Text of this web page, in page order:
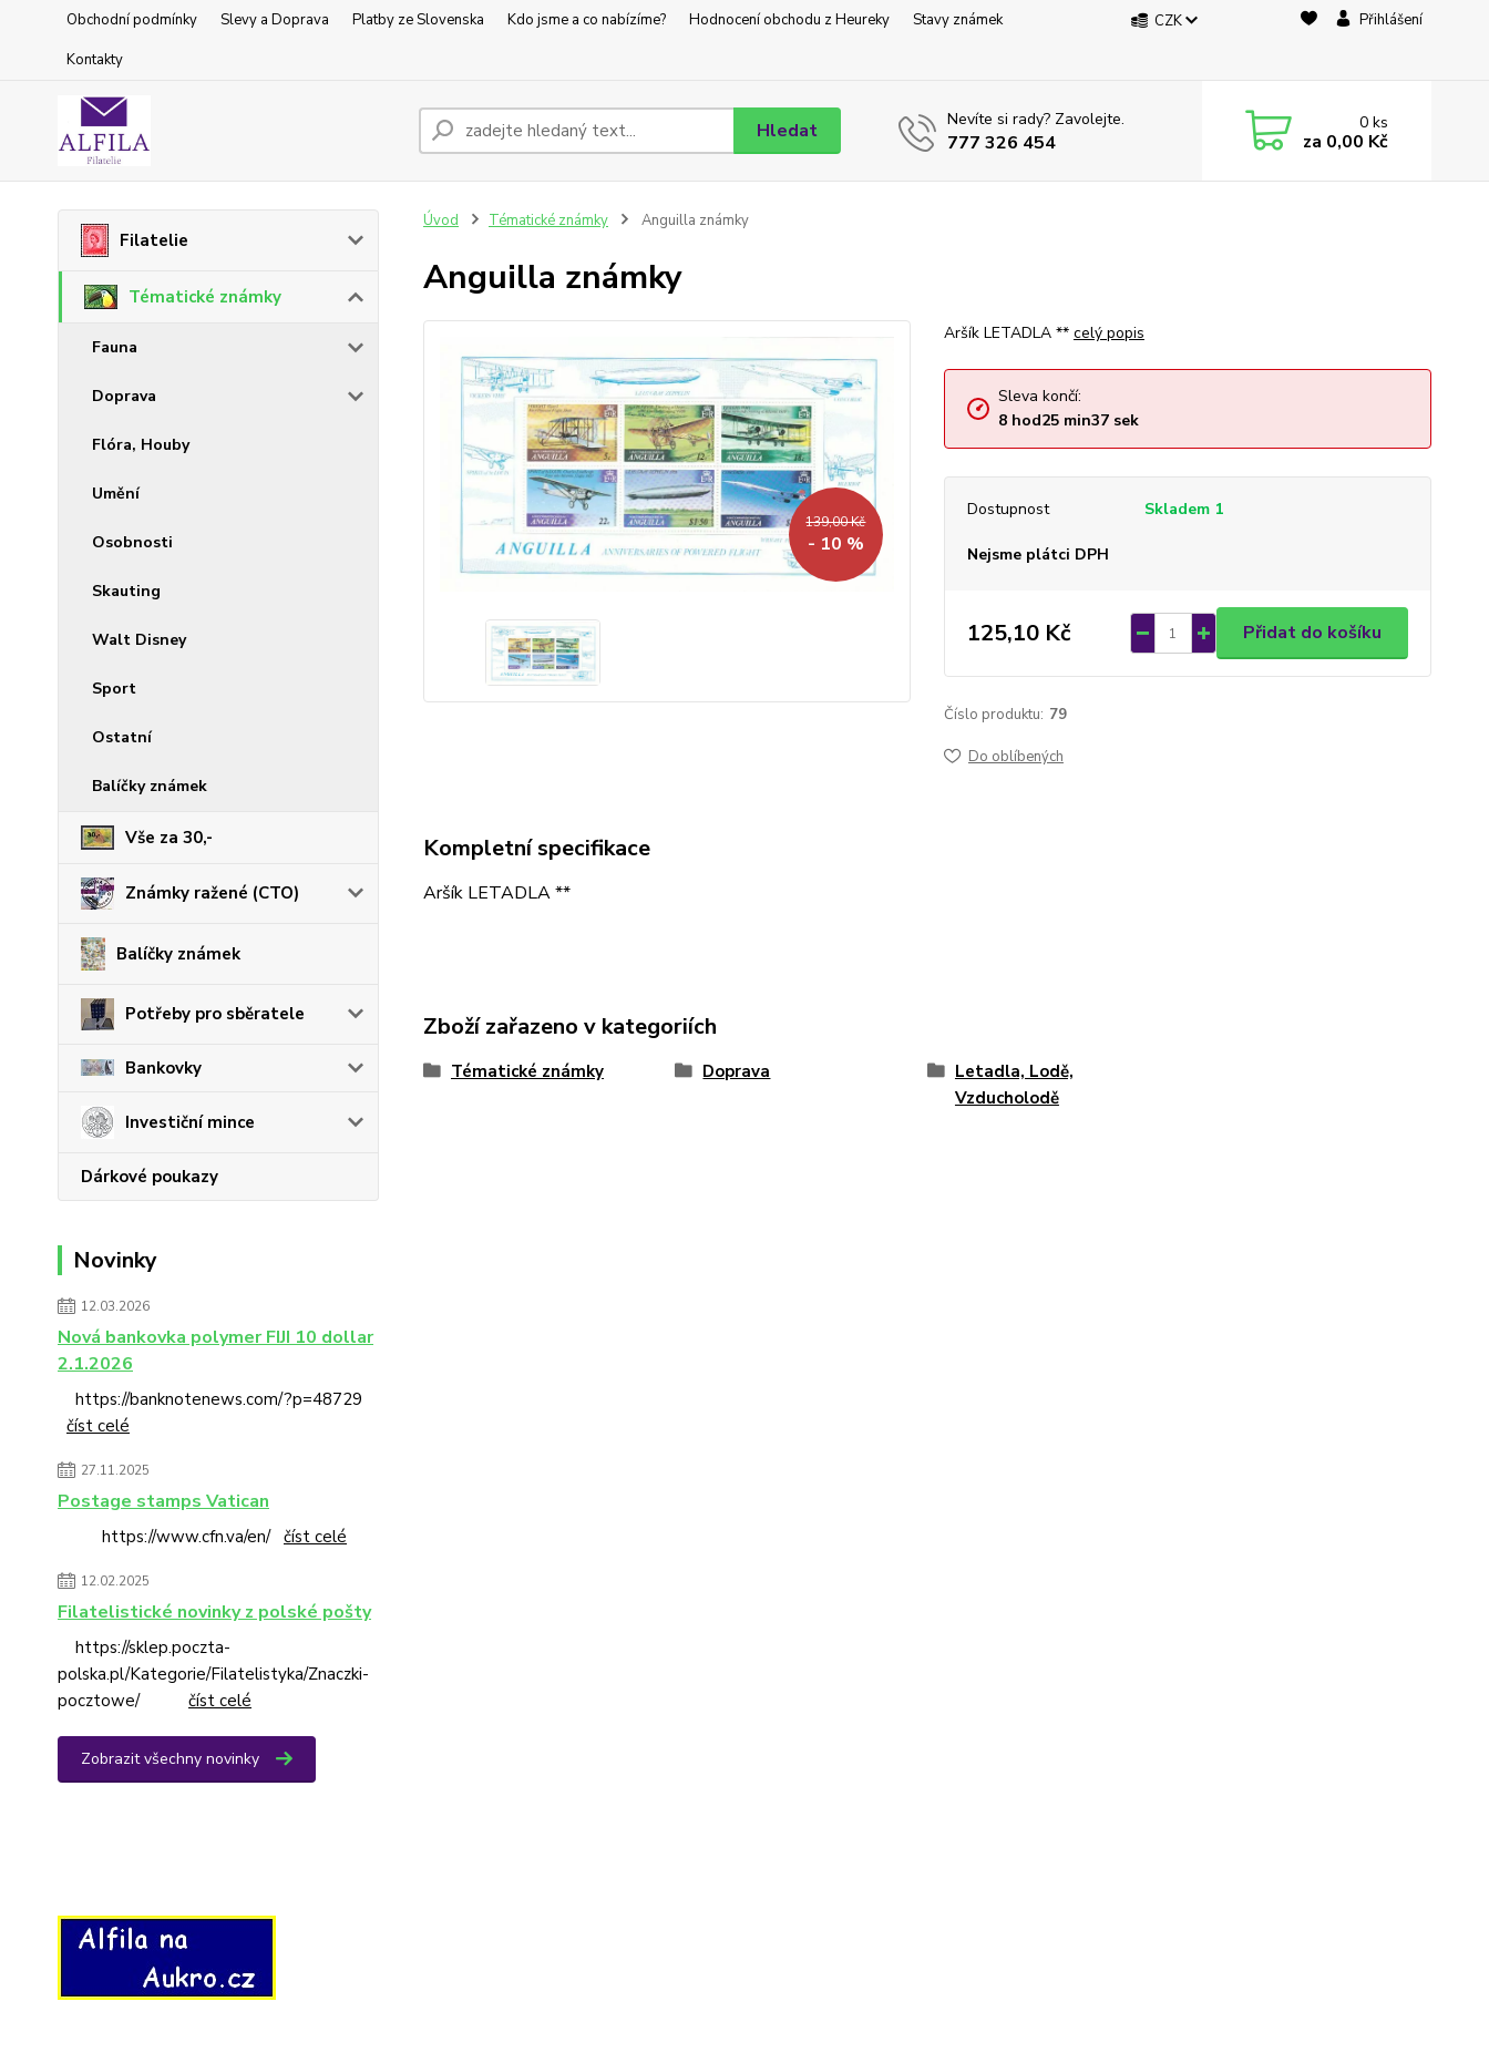
Obchodní podmínky Slevy a Doprava Platby ze Slovenska Kdo jsme a co nabízíme? Hodnocení obchodu z Heureky
Stavy známek
Kontakty
CZK Přihlášení
Hledat Nevíte si rady? Zavolejte.
777 326 454
0ks
za 0,00 Kč
Filatelie
Tématické známky
Fauna
Doprava
Flóra, Houby
Umění
Osobnosti
Skauting
Walt Disney
Sport
Ostatní
Balíčky známek
Vše za 30,-
Známky ražené (CTO)
Balíčky známek
Potřeby pro sběratele
Bankovky
Investiční mince
Dárkové poukazy
Novinky
12.03.2026
Nová bankovka polymer FIJI 10 dollar
2.1.2026
https://banknotenews.com/?p=48729
číst celé
27.11.2025
Postage stamps Vatican
https://www.cfn.va/en/ číst celé
12.02.2025
Filatelistické novinky z polské pošty
https://sklep.poczta-
polska.pl/Kategorie/Filatelistyka/Znaczki-
pocztowe/ číst celé
Zobrazit všechny novinky
Úvod Tématické známky Anguilla známky
Anguilla známky
139,00 Kč
- 10 %
Aršík LETADLA ** celý popis
Sleva končí:
8hod25min36sek
Dostupnost Skladem 1
Nejsme plátci DPH
125,10 Kč Přidat do košíku
Číslo produktu: 79
Do oblíbených
Kompletní specifikace
Aršík LETADLA **
Zboží zařazeno v kategoriích
Tématické známky Doprava
Letadla, Lodě,
Vzducholodě